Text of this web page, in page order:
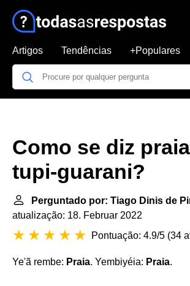
Artigos Tendências +Populares
Como se diz
tupi-guarani?
Perguntado por: Tiago Dinis de
atualização: 18. Februar 2022
Pontuação: 4.9/5 (34
Ye'ã rembe: Praia. Yembiyéia: Praia.